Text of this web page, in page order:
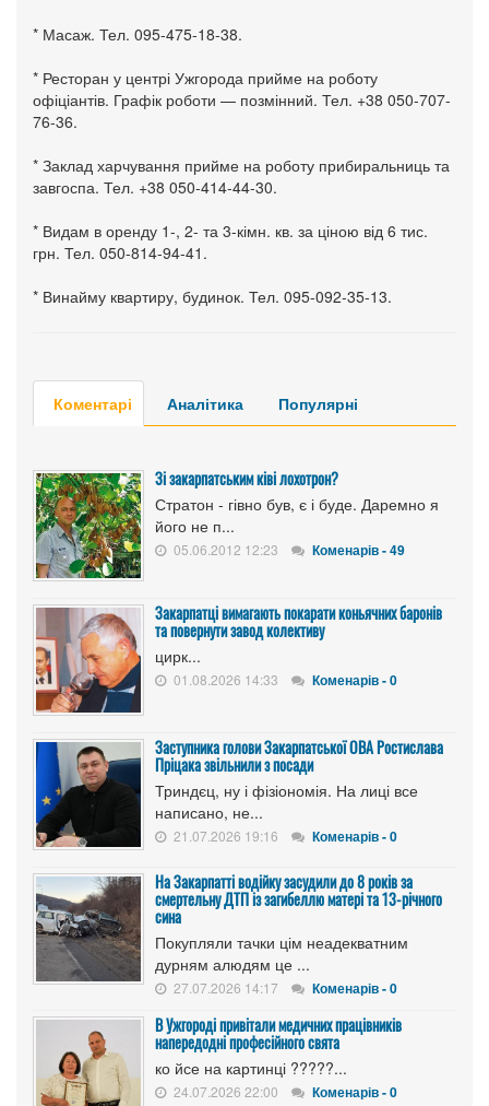
* Масаж. Тел. 095-475-18-38.
* Ресторан у центрі Ужгорода прийме на роботу
офіціантів. Графік роботи — позмінний. Тел. +38 050-707-
76-36.
* Заклад харчування прийме на роботу прибиральниць та
завгоспа. Тел. +38 050-414-44-30.
* Видам в оренду 1-, 2- та 3-кімн. кв. за ціною від 6 тис.
грн. Тел. 050-814-94-41.
* Винайму квартиру, будинок. Тел. 095-092-35-13.
Коментарі Аналітика Популярні
Зі закарпатським ківі лохотрон?
Стратон - гівно був, є і буде. Даремно я
його не п...
05.06.2012 12:23 Коменарів - 49
Закарпатці вимагають покарати коньячних баронів
та повернути завод колективу
цирк...
01.08.2026 14:33 Коменарів - 0
Заступника голови Закарпатської ОВА Ростислава
Пріцака звільнили з посади
Триндєц, ну і фізіономія. На лиці все
написано, не...
21.07.2026 19:16 Коменарів - 0
На Закарпатті водійку засудили до 8 років за
смертельну ДТП із загибеллю матері та 13-річного
сина
Покупляли тачки цім неадекватним
дурням алюдям це ...
27.07.2026 14:17 Коменарів - 0
В Ужгороді привітали медичних працівників
напередодні професійного свята
ко йсе на картинці ?????...
24.07.2026 22:00 Коменарів - 0